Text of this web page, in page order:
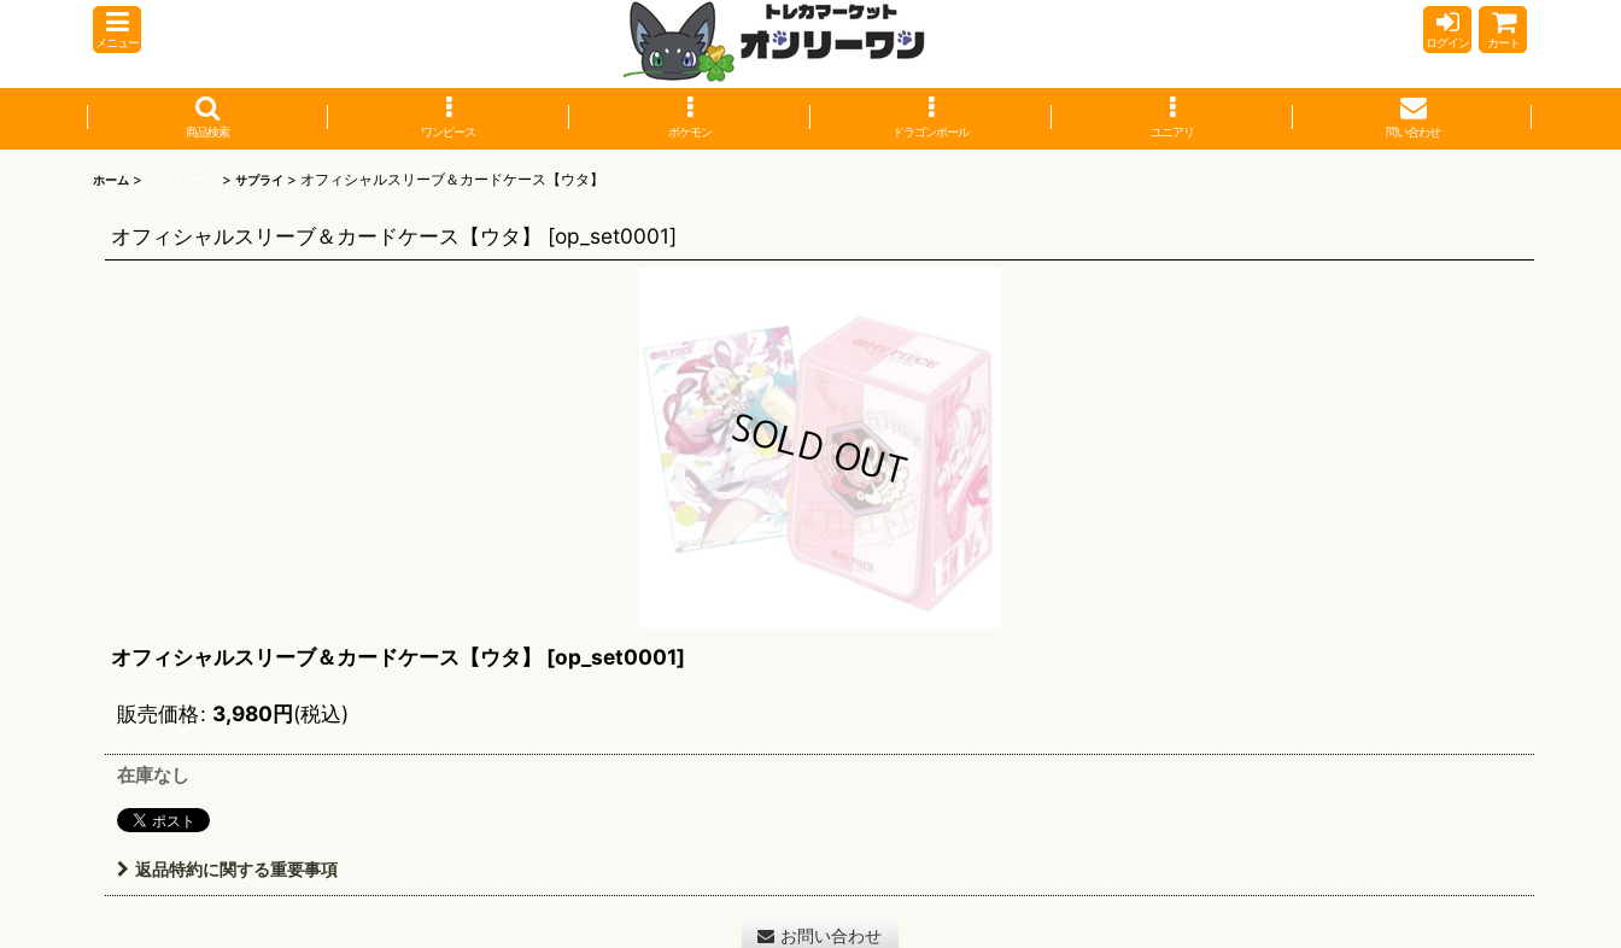
メニュー ログイン カート
商品検索 ワンピース ポケモン ドラゴンボール ユニアリ 問い合わせ
ホーム > > サプライ > オフィシャルスリーブ＆カードケース【ウタ】
オフィシャルスリーブ＆カードケース【ウタ】 [op_set0001]
オフィシャルスリーブ＆カードケース【ウタ】 [op_set0001]
販売価格: 3,980円(税込)
在庫なし
返品特約に関する重要事項
お問い合わせ